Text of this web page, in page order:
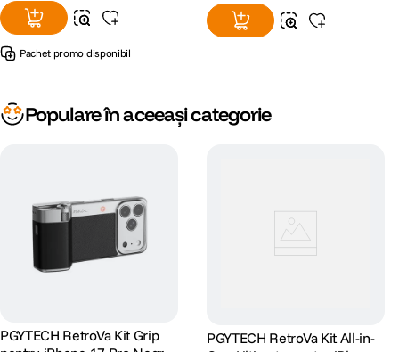
Pachet promo disponibil
Populare în aceeași categorie
PGYTECH RetroVa Kit Grip
PGYTECH RetroVa Kit All-in-